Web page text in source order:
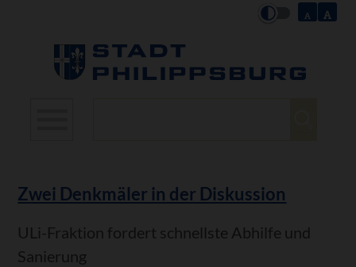
Zwei Denkmäler in der Diskussion
ULi-Fraktion fordert schnellste Abhilfe und
Sanierung